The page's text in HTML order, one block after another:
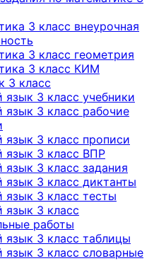
3 класс внеурочная
3 класс геометрия
3 класс КИМ
3 класс
язык 3 класс учебники
язык 3 класс рабочие
язык 3 класс прописи
язык 3 класс ВПР
язык 3 класс задания
язык 3 класс диктанты
язык 3 класс тесты
язык 3 класс
работы
язык 3 класс таблицы
язык 3 класс словарные